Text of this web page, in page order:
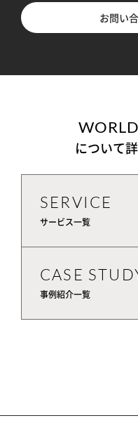
お問い
について
SERVICE
サービス一覧
CASE
事例紹介一覧